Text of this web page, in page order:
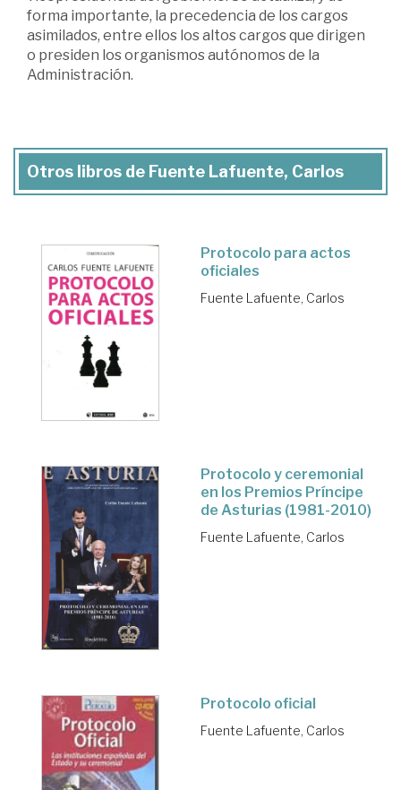
forma importante, la precedencia de los cargos
asimilados, entre ellos los altos cargos que dirigen
o presiden los organismos autónomos de la
Administración.
Otros libros de Fuente Lafuente, Carlos
Protocolo para actos
oficiales
Fuente Lafuente, Carlos
Protocolo y ceremonial
en los Premios Príncipe
de Asturias (1981-2010)
Fuente Lafuente, Carlos
Protocolo oficial
Fuente Lafuente, Carlos